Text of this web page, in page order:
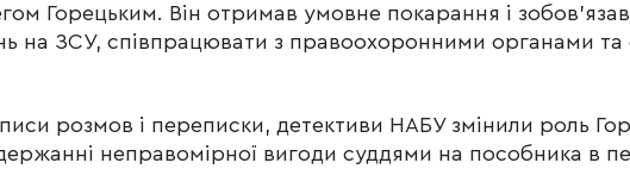
Горецьким. Він отримав умовне покарання і
на ЗСУ, співпрацювати з правоохоронними органами та
розмов і переписки, детективи НАБУ змінили роль
неправомірної вигоди суддями на пособника в